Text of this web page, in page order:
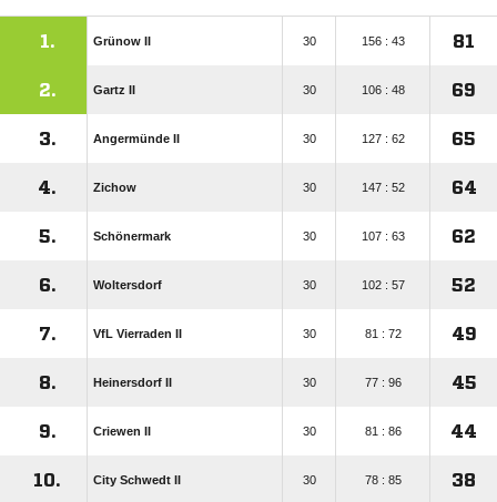
1. Grünow II 30 156 : 43 81
2. Gartz II 30 106 : 48 69
3. Angermünde II 30 127 : 62 65
4. Zichow 30 147 : 52 64
5. Schönermark 30 107 : 63 62
6. Woltersdorf 30 102 : 57 52
7. VfL Vierraden II 30 81 : 72 49
8. Heinersdorf II 30 77 : 96 45
9. Criewen II 30 81 : 86 44
10. City Schwedt II 30 78 : 85 38